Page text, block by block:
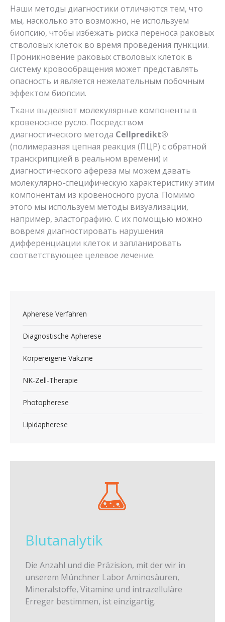
Наши методы диагностики отличаются тем, что
мы, насколько это возможно, не используем
биопсию, чтобы избежать риска переноса раковых
стволовых клеток во время проведения пункции.
Проникновение раковых стволовых клеток в
систему кровообращения может представлять
опасность и является нежелательным побочным
эффектом биопсии.
Ткани выделяют молекулярные компоненты в
кровеносное русло. Посредством
диагностического метода Cellpredikt®
(полимеразная цепная реакция (ПЦР) с обратной
транскрипцией в реальном времени) и
диагностического афереза мы можем давать
молекулярно-специфическую характеристику этим
компонентам из кровеносного русла. Помимо
этого мы используем методы визуализации,
например, эластографию. С их помощью можно
вовремя диагностировать нарушения
дифференциации клеток и запланировать
соответствующее целевое лечение.
Apherese Verfahren
Diagnostische Apherese
Körpereigene Vakzine
NK-Zell-Therapie
Photopherese
Lipidapherese
Blutanalytik
Die Anzahl und die Präzision, mit der wir in
unserem Münchner Labor Aminosäuren,
Mineralstoffe, Vitamine und intrazelluläre
Erreger bestimmen, ist einzigartig.